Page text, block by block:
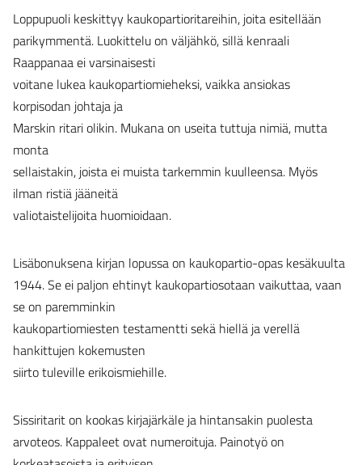
Loppupuoli keskittyy kaukopartioritareihin, joita esitellään
parikymmentä. Luokittelu on väljähkö, sillä kenraali
Raappanaa ei varsinaisesti
voitane lukea kaukopartiomieheksi, vaikka ansiokas
korpisodan johtaja ja
Marskin ritari olikin. Mukana on useita tuttuja nimiä, mutta
monta
sellaistakin, joista ei muista tarkemmin kuulleensa. Myös
ilman ristiä jääneitä
valiotaistelijoita huomioidaan.
Lisäbonuksena kirjan lopussa on kaukopartio-opas kesäkuulta
1944. Se ei paljon ehtinyt kaukopartiosotaan vaikuttaa, vaan
se on paremminkin
kaukopartiomiesten testamentti sekä hiellä ja verellä
hankittujen kokemusten
siirto tuleville erikoismiehille.
Sissiritarit on kookas kirjajärkäle ja hintansakin puolesta
arvoteos. Kappaleet ovat numeroituja. Painotyö on